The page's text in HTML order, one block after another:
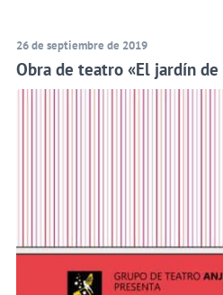
26 de septiembre de 2019
Obra de teatro «El jardín